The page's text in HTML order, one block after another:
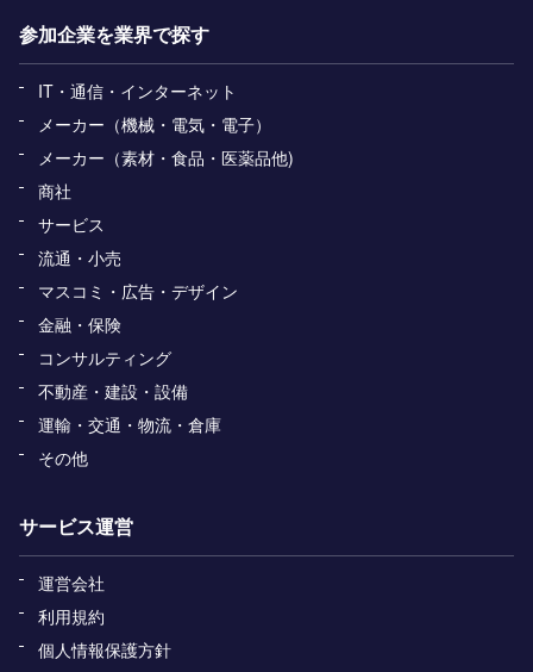
参加企業を業界で探す
IT・通信・インターネット
メーカー（機械・電気・電子）
メーカー（素材・食品・医薬品他)
商社
サービス
流通・小売
マスコミ・広告・デザイン
金融・保険
コンサルティング
不動産・建設・設備
運輸・交通・物流・倉庫
その他
サービス運営
運営会社
利用規約
個人情報保護方針